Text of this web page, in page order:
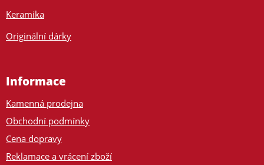
Keramika
Originální dárky
Informace
Kamenná prodejna
Obchodní podmínky
Cena dopravy
Reklamace a vrácení zboží